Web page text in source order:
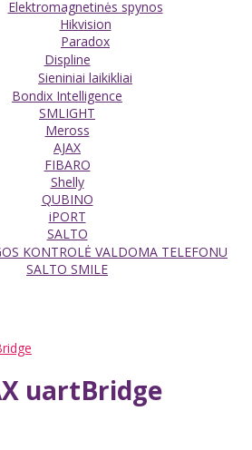
Elektromagnetinės spynos
Hikvision
Paradox
Displine
Sieniniai laikikliai
Bondix Intelligence
SMLIGHT
Meross
AJAX
FIBARO
Shelly
QUBINO
iPORT
SALTO
KONTROLĖ VALDOMA TELEFONU
SALTO SMILE
uartBridge